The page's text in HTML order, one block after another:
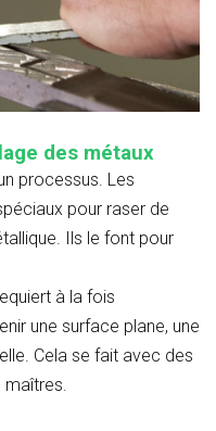
des métaux
processus. Les
pour raser de
Ils le font pour
à la fois
une surface plane, une
Cela se fait avec des
maîtres.